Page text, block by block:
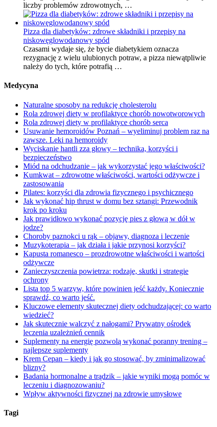
liczby problemów zdrowotnych, …
Pizza dla diabetyków: zdrowe składniki i przepisy na
niskowęglowodanowy spód
Czasami wydaje się, że bycie diabetykiem oznacza
rezygnację z wielu ulubionych potraw, a pizza niewątpliwie
należy do tych, które potrafią …
Medycyna
Naturalne sposoby na redukcję cholesterolu
Rola zdrowej diety w profilaktyce chorób nowotworowych
Rola zdrowej diety w profilaktyce chorób serca
Usuwanie hemoroidów Poznań – wyeliminuj problem raz na
zawsze. Leki na hemoroidy
Wyciskanie hantli zza głowy – technika, korzyści i
bezpieczeństwo
Miód na odchudzanie – jak wykorzystać jego właściwości?
Kumkwat – zdrowotne właściwości, wartości odżywcze i
zastosowania
Pilates: korzyści dla zdrowia fizycznego i psychicznego
Jak wykonać hip thrust w domu bez sztangi: Przewodnik
krok po kroku
Jak prawidłowo wykonać pozycję pies z głową w dół w
jodze?
Choroby paznokci u rąk – objawy, diagnoza i leczenie
Muzykoterapia – jak działa i jakie przynosi korzyści?
Kapusta romanesco – prozdrowotne właściwości i wartości
odżywcze
Zanieczyszczenia powietrza: rodzaje, skutki i strategie
ochrony
Lista top 5 warzyw, które powinien jeść każdy. Koniecznie
sprawdź, co warto jeść.
Kluczowe elementy skutecznej diety odchudzającej: co warto
wiedzieć?
Jak skutecznie walczyć z nałogami? Prywatny ośrodek
leczenia uzależnień cennik
Suplementy na energię pozwolą wykonać poranny trening –
najlepsze suplementy
Krem Cepan – kiedy i jak go stosować, by zminimalizować
blizny?
Badania hormonalne a trądzik – jakie wyniki mogą pomóc w
leczeniu i diagnozowaniu?
Wpływ aktywności fizycznej na zdrowie umysłowe
Tagi